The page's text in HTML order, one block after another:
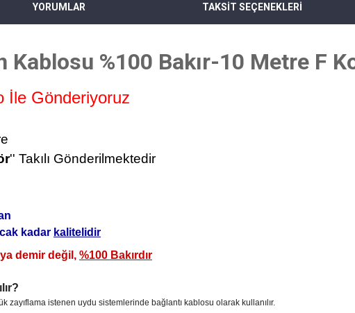
YORUMLAR TAKSİT SEÇENEKLERİ
Kablosu %100 Bakır-10 Metre F
İle Gönderiyoruz
'' Takılı Gönderilmektedir
kadar kalitelidir
demir değil, %100 Bakırdır
zayıflama istenen uydu sistemlerinde bağlantı kablosu olarak kullanılır.